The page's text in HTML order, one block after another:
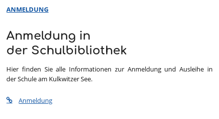
ANMELDUNG
Anmeldung in
der Schulbibliothek
Hier finden Sie alle Informationen zur Anmeldung und Ausleihe in
der Schule am Kulkwitzer See.
Anmeldung